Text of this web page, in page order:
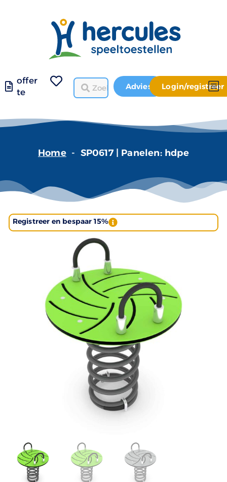
offer
te
Advies Login/registreer
Home - SP0617 | Panelen: hdpe
Registreer en bespaar 15%